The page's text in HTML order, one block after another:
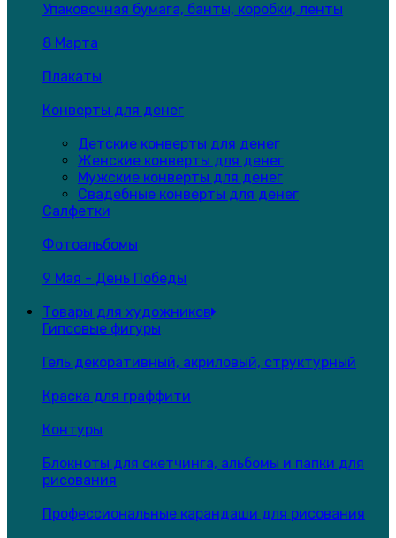
Упаковочная бумага, банты, коробки, ленты
8 Марта
Плакаты
Конверты для денег
Детские конверты для денег
Женские конверты для денег
Мужские конверты для денег
Свадебные конверты для денег
Салфетки
Фотоальбомы
9 Мая - День Победы
Товары для художников
Гипсовые фигуры
Гель декоративный, акриловый, структурный
Краска для граффити
Контуры
Блокноты для скетчинга, альбомы и папки для
рисования
Профессиональные карандаши для рисования